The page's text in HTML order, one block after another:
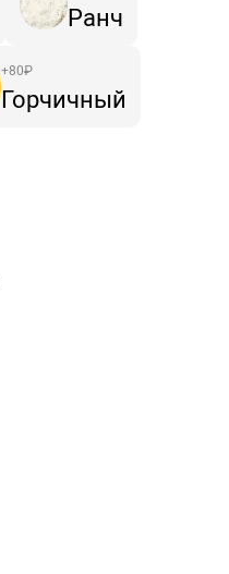
Ранч
+80₽
Горчичный